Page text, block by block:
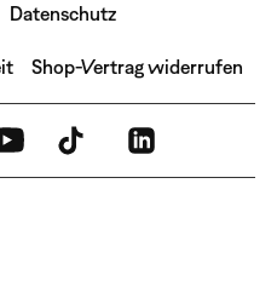
Datenschutz
Shop-Vertrag widerrufen